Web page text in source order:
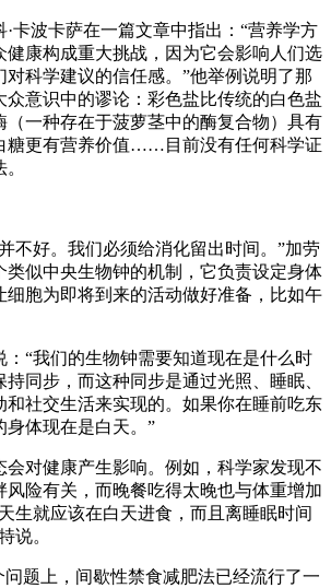
·卡波卡萨在一篇文章中指出：“营养学方
健康构成重大挑战，因为它会影响人们选
对科学建议的信任感。”他举例说明了那
众意识中的谬论：彩色盐比传统的白色盐
（一种存在于菠萝茎中的酶复合物）具有
糖更有营养价值……目前没有任何科学证
不好。我们必须给消化留出时间。”加劳
类似中央生物钟的机制，它负责设定身体
细胞为即将到来的活动做好准备，比如午
：“我们的生物钟需要知道现在是什么时
同步，而这种同步是通过光照、睡眠、
和社交生活来实现的。如果你在睡前吃东
身体现在是白天。”
会对健康产生影响。例如，科学家发现不
风险有关，而晚餐吃得太晚也与体重增加
生就应该在白天进食，而且离睡眠时间
说。
问题上，间歇性禁食减肥法已经流行了一